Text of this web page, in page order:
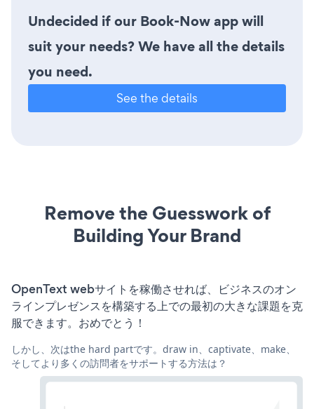
Undecided if our Book-Now app will
suit your needs? We have all the details
you need.
See the details
Remove the Guesswork of
Building Your Brand
OpenText webサイトを稼働させれば、ビジネスのオン
ラインプレゼンスを構築する上での最初の大きな課題を克
服できます。おめでとう！
しかし、次はthe hard partです。draw in、captivate、make、
そしてより多くの訪問者をサポートする方法は？